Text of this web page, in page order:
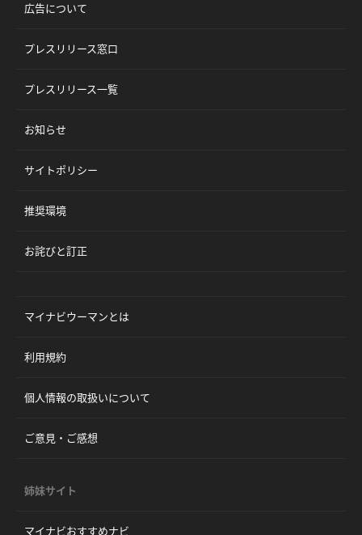
広告について
プレスリリース窓口
プレスリリース一覧
お知らせ
サイトポリシー
推奨環境
お詫びと訂正
マイナビウーマンとは
利用規約
個人情報の取扱いについて
ご意見・ご感想
姉妹サイト
マイナビおすすめナビ